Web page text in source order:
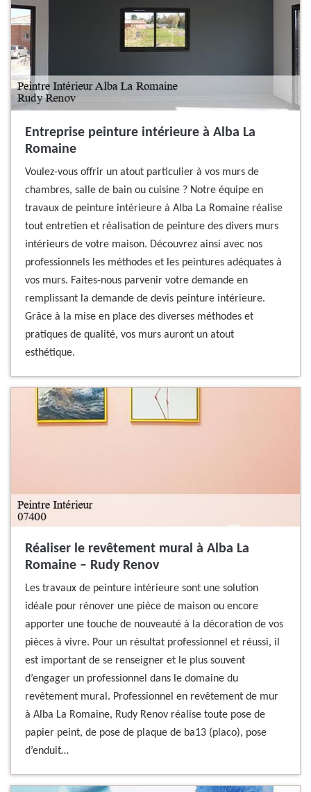
Entreprise peinture intérieure à Alba La
Romaine
Voulez-vous offrir un atout particulier à vos murs de
chambres, salle de bain ou cuisine ? Notre équipe en
travaux de peinture intérieure à Alba La Romaine réalise
tout entretien et réalisation de peinture des divers murs
intérieurs de votre maison. Découvrez ainsi avec nos
professionnels les méthodes et les peintures adéquates à
vos murs. Faites-nous parvenir votre demande en
remplissant la demande de devis peinture intérieure.
Grâce à la mise en place des diverses méthodes et
pratiques de qualité, vos murs auront un atout
esthétique.
Réaliser le revêtement mural à Alba La
Romaine – Rudy Renov
Les travaux de peinture intérieure sont une solution
idéale pour rénover une pièce de maison ou encore
apporter une touche de nouveauté à la décoration de vos
pièces à vivre. Pour un résultat professionnel et réussi, il
est important de se renseigner et le plus souvent
d’engager un professionnel dans le domaine du
revêtement mural. Professionnel en revêtement de mur
à Alba La Romaine, Rudy Renov réalise toute pose de
papier peint, de pose de plaque de ba13 (placo), pose
d’enduit…